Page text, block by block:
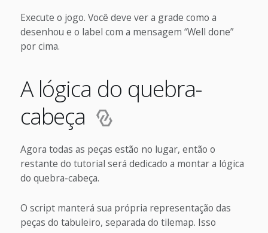
Execute o jogo. Você deve ver a grade como a
desenhou e o label com a mensagem “Well done”
por cima.
A lógica do quebra-
cabeça
Agora todas as peças estão no lugar, então o
restante do tutorial será dedicado a montar a lógica
do quebra-cabeça.
O script manterá sua própria representação das
peças do tabuleiro, separada do tilemap. Isso